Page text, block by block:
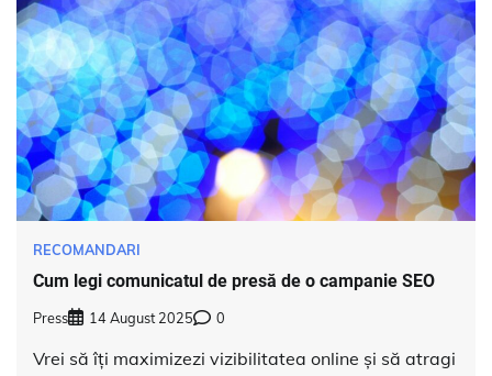
RECOMANDARI
Cum legi comunicatul de presă de o campanie SEO
Press 14 August 2025 0
Vrei să îți maximizezi vizibilitatea online și să atragi